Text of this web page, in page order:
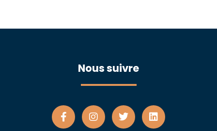
Nous suivre